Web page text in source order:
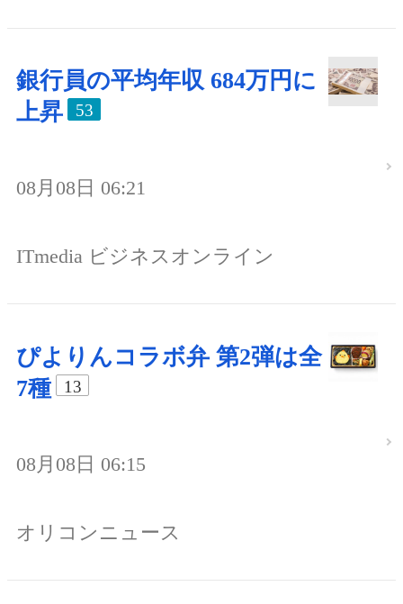
銀行員の平均年収 684万円に
上昇
53
08月08日 06:21
ITmedia ビジネスオンライン
ぴよりんコラボ弁 第2弾は全
7種
13
08月08日 06:15
オリコンニュース